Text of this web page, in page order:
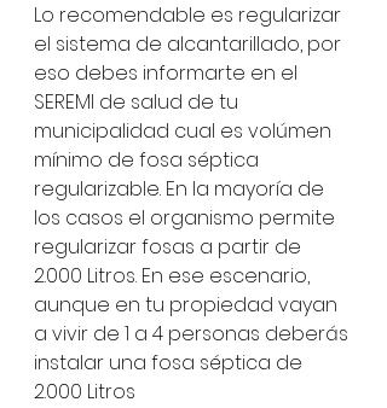
Lo recomendable es regularizar
el sistema de alcantarillado, por
eso debes informarte en el
SEREMI de salud de tu
municipalidad cual es volúmen
mínimo de fosa séptica
regularizable. En la mayoría de
los casos el organismo permite
regularizar fosas a partir de
2.000 Litros. En ese escenario,
aunque en tu propiedad vayan
a vivir de 1 a 4 personas deberás
instalar una fosa séptica de
2.000 Litros